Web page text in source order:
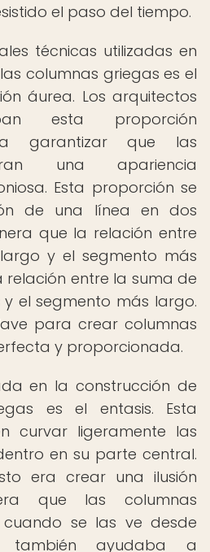
el paso del tiempo.
técnicas utilizadas en
columnas griegas es el
áurea. Los arquitectos
esta proporción
garantizar que las
una apariencia
Esta proporción se
de una línea en dos
que la relación entre
y el segmento más
entre la suma de
el segmento más largo.
para crear columnas
y proporcionada.
en la construcción de
es el entasis. Esta
curvar ligeramente las
en su parte central.
era crear una ilusión
que las columnas
se las ve desde
también ayudaba a